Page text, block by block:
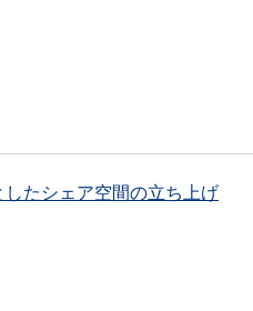
したシェア空間の立ち上げ